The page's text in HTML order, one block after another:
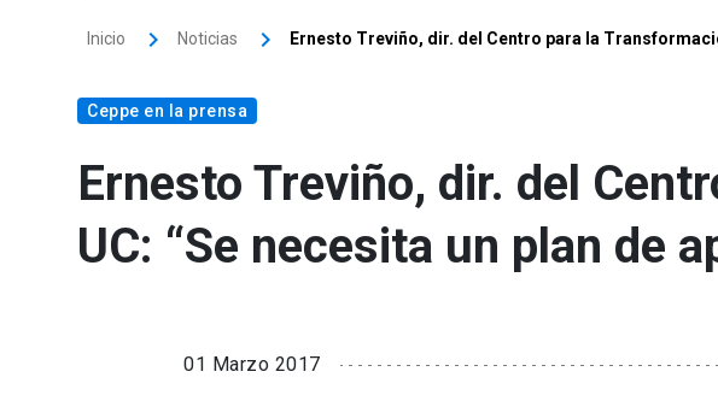
Inicio Noticias Ernesto Treviño, dir. del Centro para la
Ceppe en la prensa
Ernesto Treviño, dir. del
UC: “Se necesita un plan de
01 Marzo 2017